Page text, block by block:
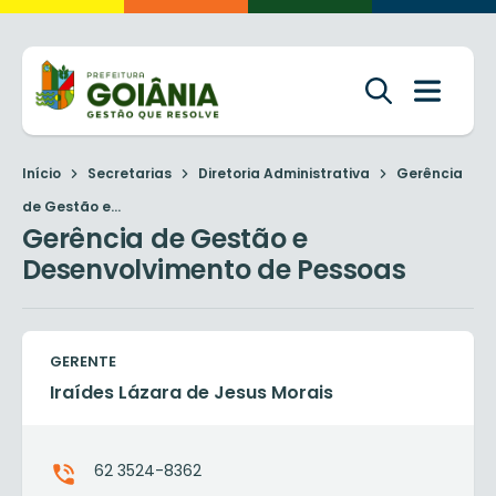
Início Secretarias Diretoria Administrativa
Gerência
de Gestão e...
Gerência de Gestão e
Desenvolvimento de Pessoas
GERENTE
Iraídes Lázara de Jesus Morais
62 3524-8362